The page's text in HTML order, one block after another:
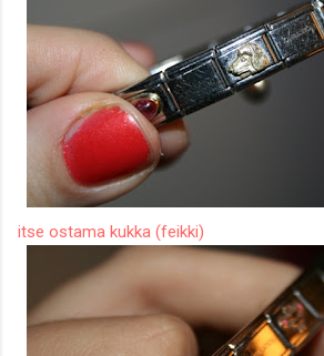
itse ostama kukka (feikki)